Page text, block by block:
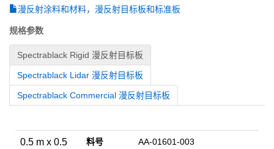
漫反射涂料和材料，漫反射目标板和标准板
规格参数
Spectrablack Rigid 漫反射目标板
Spectrablack Lidar 漫反射目标板
Spectrablack Commercial 漫反射目标板
0.5 m x 0.5
料号 AA-01601-003